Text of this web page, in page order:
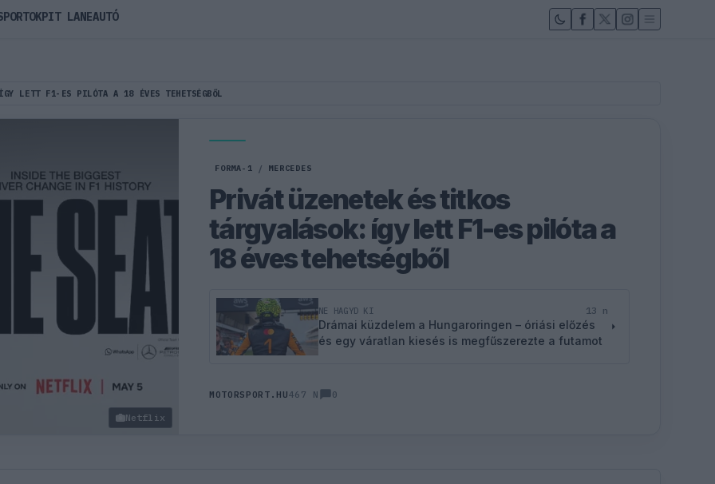
LETT F1-ES PILÓTA A 18 ÉVES TEHETSÉGBŐL
Netflix
FORMA-1 / MERCEDES
Privát üzenetek és titkos
tárgyalások: így lett F1-es pilóta a
18 éves tehetségből
NE HAGYD KI 13 n
Drámai küzdelem a Hungaroringen – óriási előzés
és egy váratlan kiesés is megfűszerezte a futamot
MOTORSPORT.HU467 N 0
PIT LANEAUTÓ